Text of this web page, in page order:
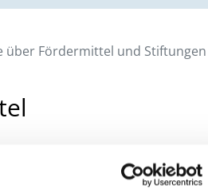
über Fördermittel und Stiftungen
Bei der Suche bitte die Groß- und